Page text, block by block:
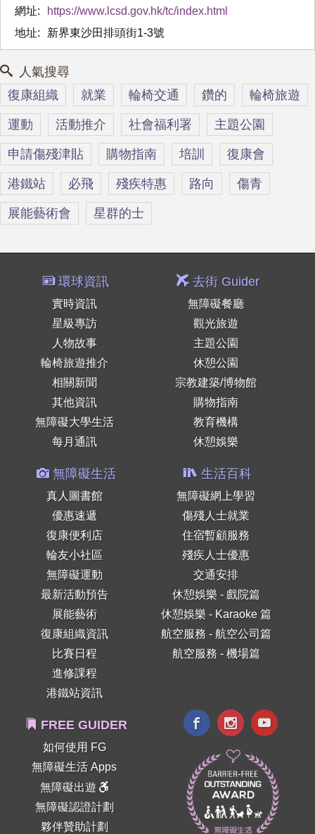
網址:
https://www.lcsd.gov.hk/tc/index.html
地址:
新界東沙田排頭街1-3號
人氣搜尋
復康組織 就業 輪椅交通 鑽的 輪椅旅遊
運動 活動推介 社會福利署 主題公園
申請傷殘津貼 購物指南 培訓 復康會
港鐵站 必飛 殘疾特惠 路向 傷青
展能藝術會 星群的士
環球資訊
實時資訊
星級專訪
人物故事
輪椅旅遊推介
相關新聞
其他資訊
無障礙大學生活
每月通訊
去街 Guider
無障礙餐廳
觀光旅遊
主題公園
休憩公園
宗教建築/博物館
購物指南
教育機構
休憩娛樂
無障礙生活
真人圖書館
優惠速遞
復康便利店
輪友小社區
無障礙運動
最新活動預告
展能藝術
復康組織資訊
比賽日程
進修課程
港鐵站資訊
生活百科
無障礙網上學習
傷殘人士就業
住宿暫顧服務
殘疾人士優惠
交通安排
休憩娛樂 - 戲院篇
休憩娛樂 - Karaoke 篇
航空服務 - 航空公司篇
航空服務 - 機場篇
FREE GUIDER
如何使用 FG
無障礙生活 Apps
無障礙出遊
無障礙認證計劃
夥伴贊助計劃